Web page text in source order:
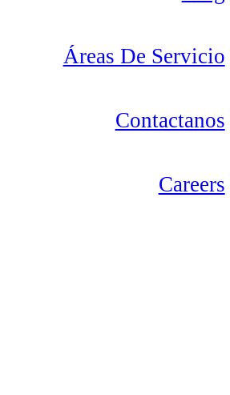
Áreas De Servicio
Contactanos
Careers